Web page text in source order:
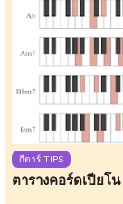
กีตาร์ TIPS
ตารางคอร์ดเปียโ